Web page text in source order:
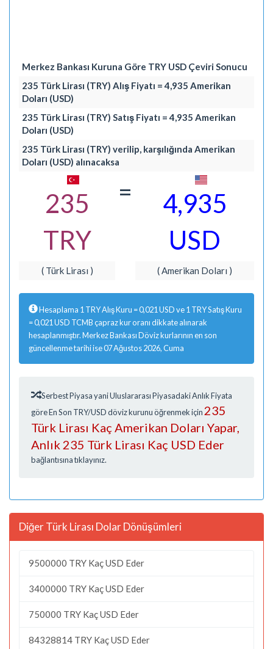
Merkez Bankası Kuruna Göre TRY USD Çeviri Sonucu
235 Türk Lirası (TRY) Alış Fiyatı = 4,935 Amerikan
Doları (USD)
235 Türk Lirası (TRY) Satış Fiyatı = 4,935 Amerikan
Doları (USD)
235 Türk Lirası (TRY) verilip, karşılığında Amerikan
Doları (USD) alınacaksa
235
TRY
=
4,935
USD
( Türk Lirası ) ( Amerikan Doları )
Hesaplama 1 TRY Alış Kuru = 0,021 USD ve 1 TRY Satış Kuru
= 0,021 USD TCMB çapraz kur oranı dikkate alınarak
hesaplanmıştır. Merkez Bankası Döviz kurlarının en son
güncellenme tarihi ise 07 Ağustos 2026, Cuma
Serbest Piyasa yani Uluslararası Piyasadaki Anlık Fiyata
göre En Son TRY/USD döviz kurunu öğrenmek için 235
Türk Lirası Kaç Amerikan Doları Yapar,
Anlık 235 Türk Lirası Kaç USD Eder
bağlantısına tıklayınız.
Diğer Türk Lirası Dolar Dönüşümleri
9500000 TRY Kaç USD Eder
3400000 TRY Kaç USD Eder
750000 TRY Kaç USD Eder
84328814 TRY Kaç USD Eder